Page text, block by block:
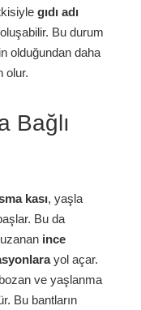
gıdı adı
oluşabilir. Bu durum
olduğundan daha
olur.
Bağlı
kası, yaşla
Bu da
ince
yol açar.
ve yaşlanma
Bu bantların